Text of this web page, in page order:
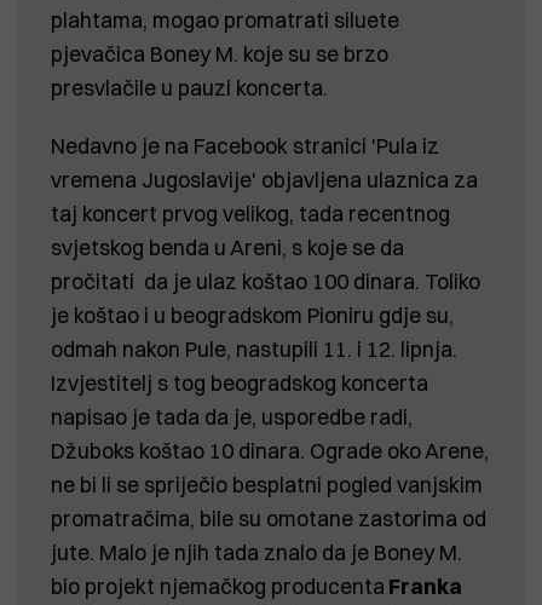
plahtama, mogao promatrati siluete
pjevačica Boney M. koje su se brzo
presvlačile u pauzi koncerta.
Nedavno je na Facebook stranici 'Pula iz
vremena Jugoslavije' objavljena ulaznica za
taj koncert prvog velikog, tada recentnog
svjetskog benda u Areni, s koje se da
pročitati da je ulaz koštao 100 dinara. Toliko
je koštao i u beogradskom Pioniru gdje su,
odmah nakon Pule, nastupili 11. i 12. lipnja.
Izvjestitelj s tog beogradskog koncerta
napisao je tada da je, usporedbe radi,
Džuboks koštao 10 dinara. Ograde oko Arene,
ne bi li se spriječio besplatni pogled vanjskim
promatračima, bile su omotane zastorima od
jute. Malo je njih tada znalo da je Boney M.
bio projekt njemačkog producenta Franka